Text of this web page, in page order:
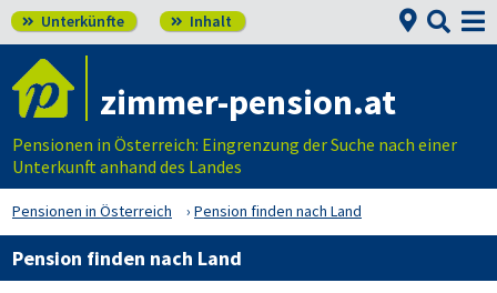
 Unterkünfte  Inhalt  
zimmer-pension.at
Pensionen in Österreich: Eingrenzung der Suche nach einer
Unterkunft anhand des Landes
Pensionen in Österreich Pension finden nach Land
Pension finden nach Land